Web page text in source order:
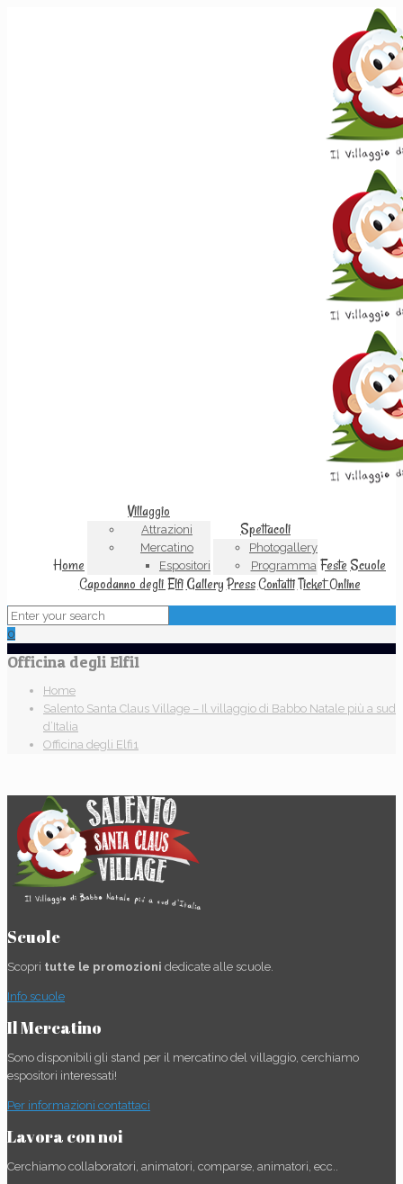
Home
Villaggio
Attrazioni
Mercatino
Espositori
Spettacoli
Photogallery
Programma FesteScuole
Capodanno degli Elfi GalleryPressContattiTicket Online
0
Officina degli Elfi1
Home
Salento Santa Claus Village – Il villaggio di Babbo Natale più a sud
d’Italia
Officina degli Elfi1
Scuole
Scopri tutte le promozioni dedicate alle scuole.
Info scuole
Il Mercatino
Sono disponibili gli stand per il mercatino del villaggio, cerchiamo
espositori interessati!
Per informazioni contattaci
Lavora con noi
Cerchiamo collaboratori, animatori, comparse, animatori, ecc..